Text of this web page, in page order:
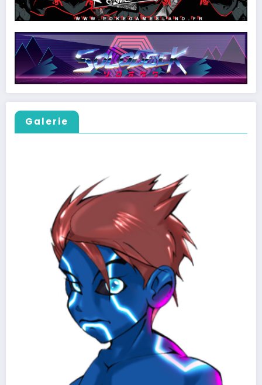
Galerie